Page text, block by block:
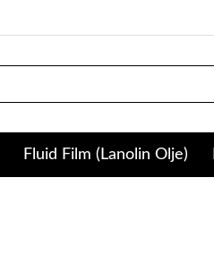
Fluid Film (Lanolin Olje)